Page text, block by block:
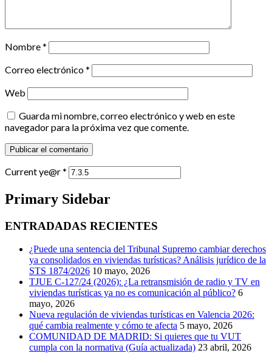
Nombre*
Correo electrónico*
Web
Guarda mi nombre, correo electrónico y web en este
navegador para la próxima vez que comente.
Current ye@r*
Primary Sidebar
ENTRADADAS RECIENTES
¿Puede una sentencia del Tribunal Supremo cambiar derechos
ya consolidados en viviendas turísticas? Análisis jurídico de la
STS 1874/2026 10 mayo, 2026
TJUE C-127/24 (2026): ¿La retransmisión de radio y TV en
viviendas turísticas ya no es comunicación al público? 6
mayo, 2026
Nueva regulación de viviendas turísticas en Valencia 2026:
qué cambia realmente y cómo te afecta 5 mayo, 2026
COMUNIDAD DE MADRID: Si quieres que tu VUT
cumpla con la normativa (Guía actualizada) 23 abril, 2026